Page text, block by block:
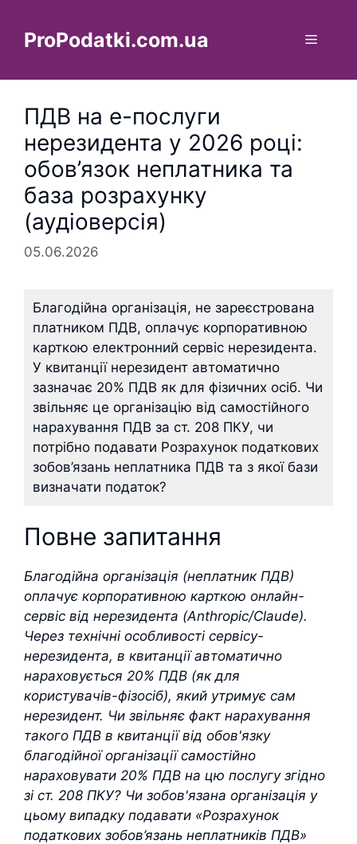
вмістуProPodatki.com.ua Меню
ПДВ на е-послуги
нерезидента у 2026 році:
обов’язок неплатника та
база розрахунку
(аудіоверсія)
05.06.2026
Благодійна організація, не зареєстрована
платником ПДВ, оплачує корпоративною
карткою електронний сервіс нерезидента.
У квитанції нерезидент автоматично
зазначає 20% ПДВ як для фізичних осіб. Чи
звільняє це організацію від самостійного
нарахування ПДВ за ст. 208 ПКУ, чи
потрібно подавати Розрахунок податкових
зобов’язань неплатника ПДВ та з якої бази
визначати податок?
Повне запитання
Благодійна організація (неплатник ПДВ)
оплачує корпоративною карткою онлайн-
сервіс від нерезидента (Anthropic/Claude).
Через технічні особливості сервісу-
нерезидента, в квитанції автоматично
нараховується 20% ПДВ (як для
користувачів-фізосіб), який утримує сам
нерезидент. Чи звільняє факт нарахування
такого ПДВ в квитанції від обов'язку
благодійної організації самостійно
нараховувати 20% ПДВ на цю послугу згідно
зі ст. 208 ПКУ? Чи зобов'язана організація у
цьому випадку подавати «Розрахунок
податкових зобов’язань неплатників ПДВ»